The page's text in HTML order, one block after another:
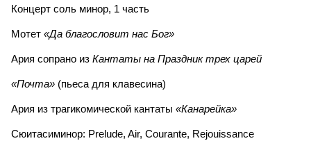
Концерт соль минор, 1 часть
Мотет «Да благословит нас Бог»
Ария сопрано из Кантаты на Праздник трех царей
«Почта» (пьеса для клавесина)
Ария из трагикомической кантаты «Канарейка»
Сюитасиминор: Prelude, Air, Courante, Rejouissance